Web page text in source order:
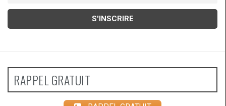
RAPPEL GRATUIT